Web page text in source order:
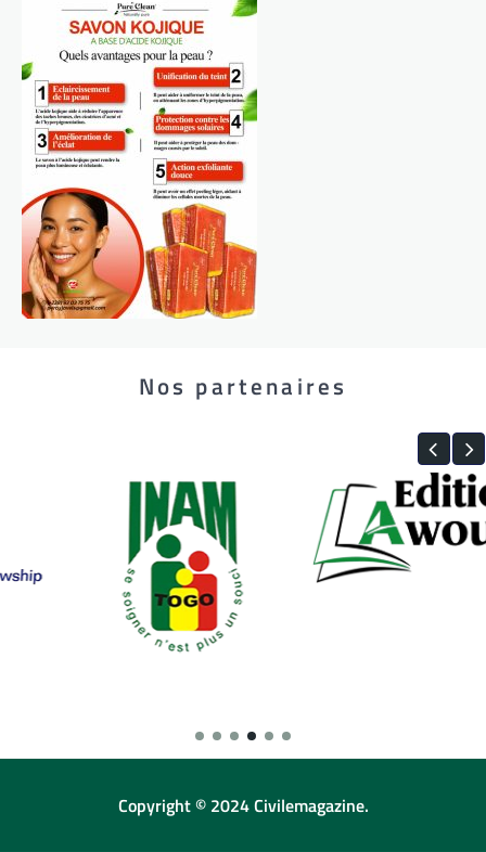
Nos partenaires
Copyright © 2024 Civilemagazine.